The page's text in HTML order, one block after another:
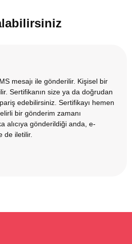
mesajı ile gönderilir. Kişisel bir
Sertifikanın size ya da doğrudan
edebilirsiniz. Sertifikayı hemen
bir gönderim zamanı
alıcıya gönderildiği anda, e-
de iletilir.